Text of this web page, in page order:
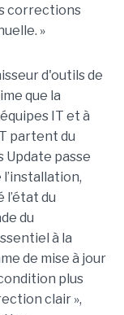
corrections
»
d'outils de
que la
IT et à
partent du
Update passe
du
du
à la
de mise à jour
plus
clair »,